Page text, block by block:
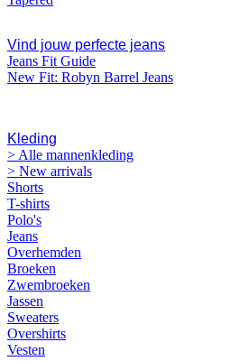
Vind jouw perfecte jeans
Jeans Fit Guide
New Fit: Robyn Barrel Jeans
Kleding
> Alle mannenkleding
> New arrivals
Shorts
T-shirts
Polo's
Jeans
Overhemden
Broeken
Zwembroeken
Jassen
Sweaters
Overshirts
Vesten